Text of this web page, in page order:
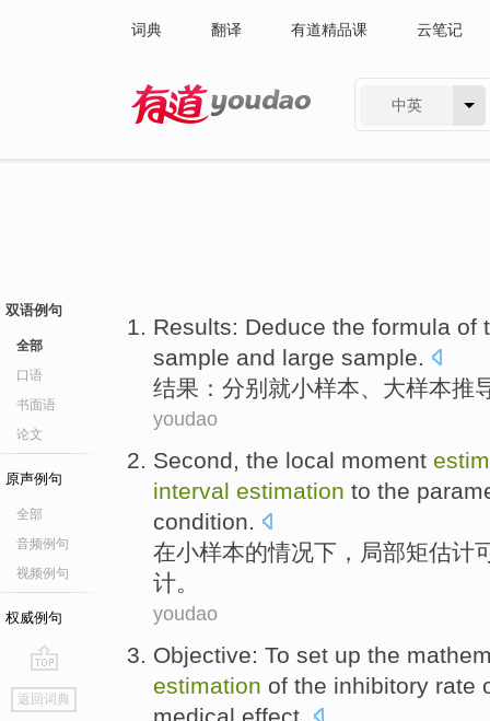
词典 翻译 有道精品课 云笔记
中英
双语例句
全部
口语
书面语
论文
原声例句
全部
音频例句
视频例句
权威例句
go
top
返回词典
Results: Deduce the formula of
sample and large sample.
结果 ：分别就小样本、 大样本推
youdao
Second, the local moment
interval estimation to the
condition.
在小样本的情况下 ， 局部矩估计
计。
youdao
Objective: To set up the
estimation of the inhibitory rate
medical effect